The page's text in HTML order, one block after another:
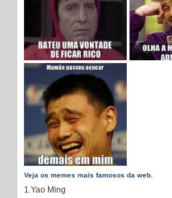
Veja os memes mais famosos da web.
1.Yao Ming